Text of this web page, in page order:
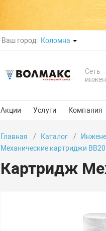
Ваш город: Коломна
Сеть
Акции Услуги Компания
Главная Каталог
Механические картриджи BB20
Картридж